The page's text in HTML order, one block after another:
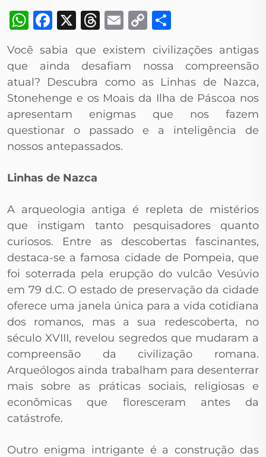
WhatsApp
Facebook
X Threads
Email
Copy
Link
Você sabia que existem civilizações antigas
que ainda desafiam nossa compreensão
atual? Descubra como as Linhas de Nazca,
Stonehenge e os Moais da Ilha de Páscoa nos
apresentam enigmas que nos fazem
questionar o passado e a inteligência de
nossos antepassados.
Linhas de Nazca
A arqueologia antiga é repleta de mistérios
que instigam tanto pesquisadores quanto
curiosos. Entre as descobertas fascinantes,
destaca-se a famosa cidade de Pompeia, que
foi soterrada pela erupção do vulcão Vesúvio
em 79 d.C. O estado de preservação da cidade
oferece uma janela única para a vida cotidiana
dos romanos, mas a sua redescoberta, no
século XVIII, revelou segredos que mudaram a
compreensão da civilização romana.
Arqueólogos ainda trabalham para desenterrar
mais sobre as práticas sociais, religiosas e
econômicas que floresceram antes da
catástrofe.
Outro enigma intrigante é a construção das